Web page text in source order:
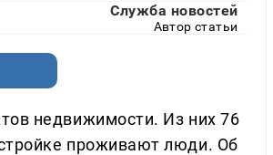
Служба новостей
Автор статьи
недвижимости. Из них 76
проживают люди. Об